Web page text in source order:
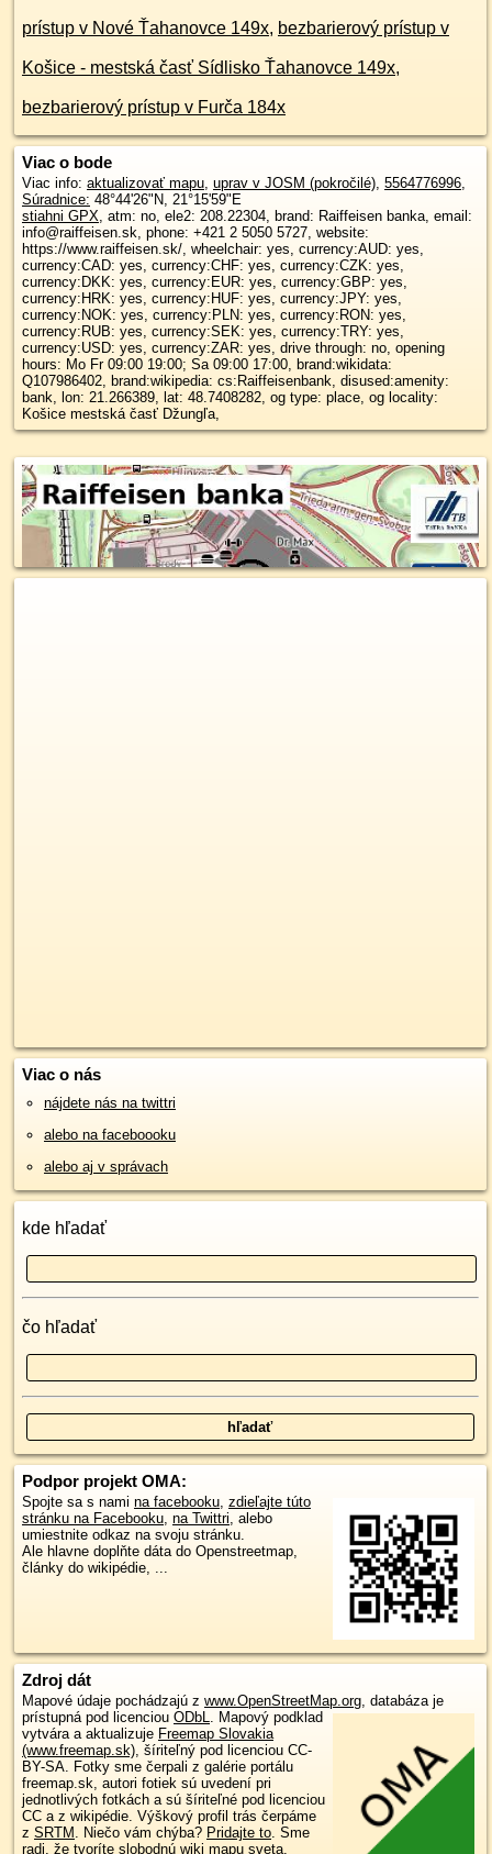
prístup v Nové Ťahanovce 149x, bezbarierový prístup v
Košice - mestská časť Sídlisko Ťahanovce 149x,
bezbarierový prístup v Furča 184x
Viac o bode
Viac info: aktualizovať mapu, uprav v JOSM (pokročilé), 5564776996,
Súradnice: 48°44'26"N, 21°15'59"E
stiahni GPX, atm: no, ele2: 208.22304, brand: Raiffeisen banka, email:
info@raiffeisen.sk, phone: +421 2 5050 5727, website:
https://www.raiffeisen.sk/, wheelchair: yes, currency:AUD: yes,
currency:CAD: yes, currency:CHF: yes, currency:CZK: yes,
currency:DKK: yes, currency:EUR: yes, currency:GBP: yes,
currency:HRK: yes, currency:HUF: yes, currency:JPY: yes,
currency:NOK: yes, currency:PLN: yes, currency:RON: yes,
currency:RUB: yes, currency:SEK: yes, currency:TRY: yes,
currency:USD: yes, currency:ZAR: yes, drive through: no, opening
hours: Mo Fr 09:00 19:00; Sa 09:00 17:00, brand:wikidata:
Q107986402, brand:wikipedia: cs:Raiffeisenbank, disused:amenity:
bank, lon: 21.266389, lat: 48.7408282, og type: place, og locality:
Košice mestská časť Džungľa,
Viac o nás
nájdete nás na twittri
alebo na faceboooku
alebo aj v správach
kde hľadať
čo hľadať
Podpor projekt OMA:
Spojte sa s nami na facebooku, zdieľajte túto
stránku na Facebooku, na Twittri, alebo
umiestnite odkaz na svoju stránku.
Ale hlavne doplňte dáta do Openstreetmap,
články do wikipédie, ...
Zdroj dát
Mapové údaje pochádzajú z www.OpenStreetMap.org , databáza je
prístupná pod licenciou ODbL
Mapový podklad
vytvára a aktualizuje Freemap Slovakia
(www.freemap.sk) , šíriteľný pod licenciou CC-
BY-SA. Fotky sme čerpali z galérie portálu
freemap.sk, autori fotiek sú uvedení pri
jednotlivých fotkách a sú šíriteľné pod licenciou
CC a z wikipédie. Výškový profil trás čerpáme
z SRTM . Niečo vám chýba? Pridajte to . Sme
radi, že tvoríte slobodnú wiki mapu sveta.